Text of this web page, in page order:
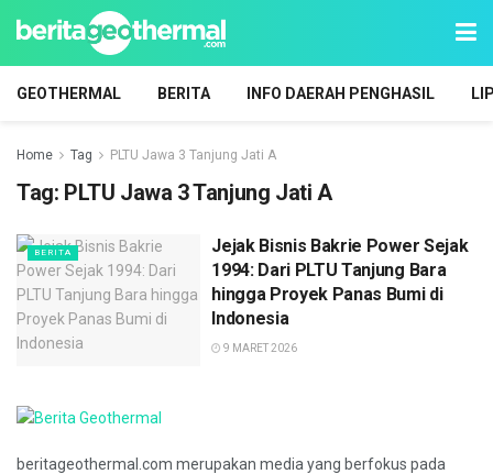
GEOTHERMAL BERITA INFO DAERAH PENGHASIL
Home Tag PLTU Jawa 3 Tanjung Jati A
Tag: PLTU Jawa 3 Tanjung Jati A
BERITA
Jejak Bisnis Bakrie Power Sejak
1994: Dari PLTU Tanjung Bara
hingga Proyek Panas Bumi di
Indonesia
9 MARET 2026
beritageothermal.com merupakan media yang berfokus pada